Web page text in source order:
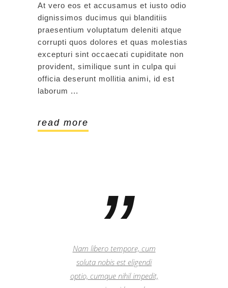
At vero eos et accusamus et iusto odio
dignissimos ducimus qui blanditiis
praesentium voluptatum deleniti atque
corrupti quos dolores et quas molestias
excepturi sint occaecati cupiditate non
provident, similique sunt in culpa qui
officia deserunt mollitia animi, id est
laborum
read more
”
Nam libero tempore, cum
soluta nobis est eligendi
optio, cumque nihil impedit,